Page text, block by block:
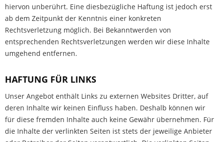
hiervon unberührt. Eine diesbezügliche Haftung ist jedoch erst
ab dem Zeitpunkt der Kenntnis einer konkreten
Rechtsverletzung möglich. Bei Bekanntwerden von
entsprechenden Rechtsverletzungen werden wir diese Inhalte
umgehend entfernen.
HAFTUNG FÜR LINKS
Unser Angebot enthält Links zu externen Websites Dritter, auf
deren Inhalte wir keinen Einfluss haben. Deshalb können wir
für diese fremden Inhalte auch keine Gewähr übernehmen. Für
die Inhalte der verlinkten Seiten ist stets der jeweilige Anbieter